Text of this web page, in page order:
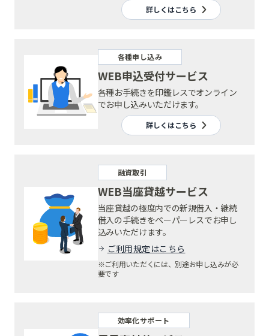
詳しくはこちら
各種申し込み
WEB申込受付サービス
各種お手続きを印鑑レスでオンライン
でお申し込みいただけます。
詳しくはこちら
融資取引
WEB当座貸越サービス
当座貸越の極度内での新規借入・継続
借入の手続きをペーパーレスでお申し
込みいただけます。
ご利用規定はこちら
※ご利用いただくには、別途お申し込みが必
要です
効率化サポート